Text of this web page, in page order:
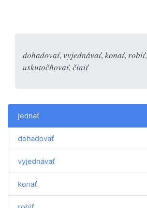
dohadovať, vyjednávať, konať, robiť,
uskutočňovať, činiť
jednať
dohadovať
vyjednávať
konať